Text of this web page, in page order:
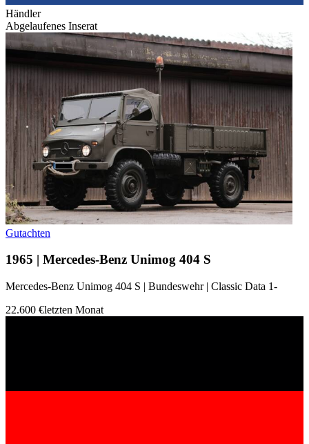
Händler
Abgelaufenes Inserat
Gutachten
1965 | Mercedes-Benz Unimog 404 S
Mercedes-Benz Unimog 404 S | Bundeswehr | Classic Data 1-
22.600 €letzten Monat